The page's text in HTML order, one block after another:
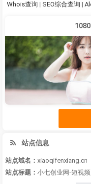
Whois查询 | SEO综合查询 |
站点信息
站点域名： xiaoqifenxiang.cn
站点标题： 小七创业网-短视